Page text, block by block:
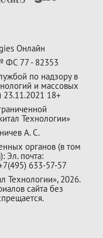
Онлайн
ФС 77 - 82353
по надзору в
и массовых
23.11.2021 18+
Технологии»
А. С.
органов (в том
Эл. почта:
633-57-57
Технологии», 2026.
сайта без